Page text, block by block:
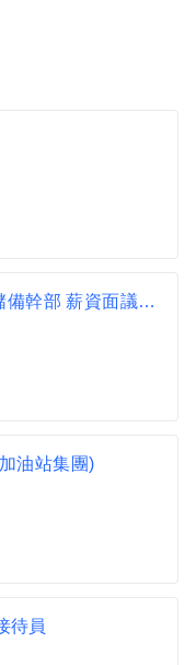
【饗食天堂 果然匯 朵頤牛排】 儲備幹部 薪資面議 歡迎相關經驗者來挑戰【中正區】
油站集團)
待員